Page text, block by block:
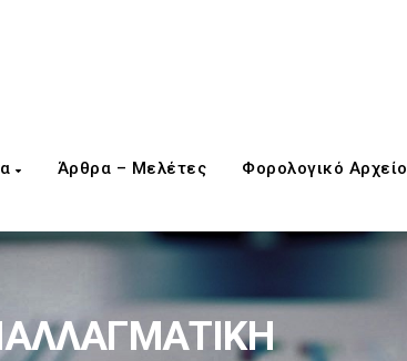
Άρθρα – Μελέτες Φορολογικό Αρχείο